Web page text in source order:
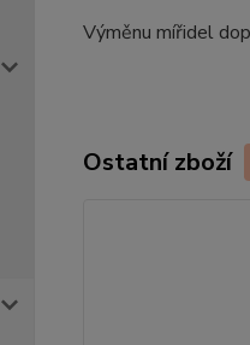
Výměnu mířidel
Ostatní zboží